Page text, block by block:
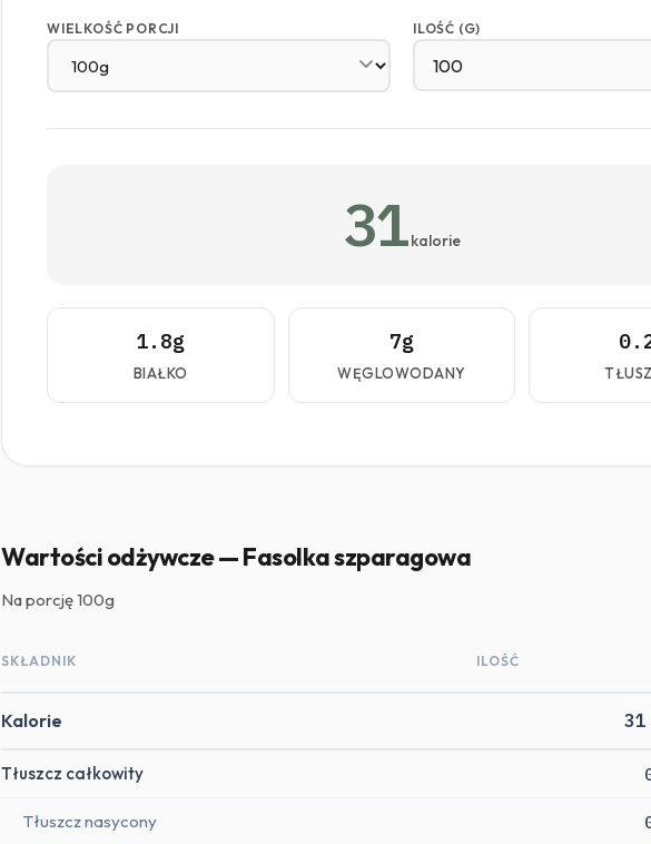
WIELKOŚĆ PORCJI ILOŚĆ (G)
31 kalorie
1.8g
BIAŁKO
7g
WĘGLOWODANY
Wartości odżywcze — Fasolka szparagowa
Na porcję100g
SKŁADNIK ILOŚĆ
Kalorie
Tłuszcz całkowity
Tłuszcz nasycony